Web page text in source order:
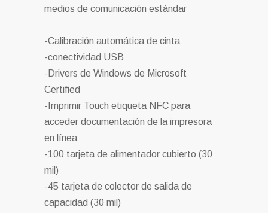
medios de comunicación estándar
-Calibración automática de cinta
-conectividad USB
-Drivers de Windows de Microsoft
Certified
-Imprimir Touch etiqueta NFC para
acceder documentación de la impresora
en línea
-100 tarjeta de alimentador cubierto (30
mil)
-45 tarjeta de colector de salida de
capacidad (30 mil)